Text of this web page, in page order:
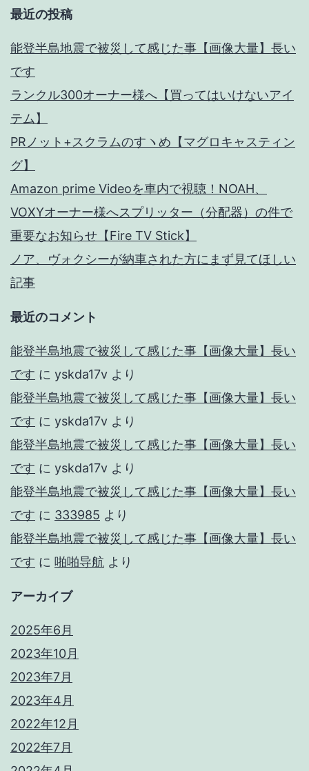
最近の投稿
能登半島地震で被災して感じた事【画像大量】長い
です
ランクル300オーナー様へ【買ってはいけないアイ
テム】
PRノット+スクラムのすヽめ【マグロキャスティン
グ】
Amazon prime Videoを車内で視聴！NOAH、
VOXYオーナー様へスプリッター（分配器）の件で
重要なお知らせ【Fire TV Stick】
ノア、ヴォクシーが納車された方にまず見てほしい
記事
最近のコメント
能登半島地震で被災して感じた事【画像大量】長い
です に yskda17v より
能登半島地震で被災して感じた事【画像大量】長い
です に yskda17v より
能登半島地震で被災して感じた事【画像大量】長い
です に yskda17v より
能登半島地震で被災して感じた事【画像大量】長い
です に 333985 より
能登半島地震で被災して感じた事【画像大量】長い
です に 啪啪导航 より
アーカイブ
2025年6月
2023年10月
2023年7月
2023年4月
2022年12月
2022年7月